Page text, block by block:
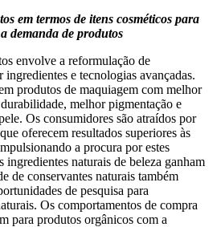
em termos de itens cosméticos para
demanda de produtos
envolve a reformulação de
e tecnologias avançadas.
produtos de maquiagem com melhor
melhor pigmentação e
Os consumidores são atraídos por
oferecem resultados superiores às
a procura por estes
naturais de beleza ganham
de conservantes naturais também
de pesquisa para
Os comportamentos de compra
para produtos orgânicos com a